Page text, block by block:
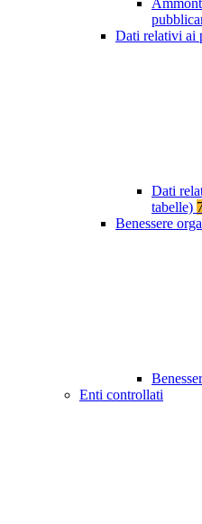
Dati relativi ai
Dati
tabelle)
Benessere
Enti controllati